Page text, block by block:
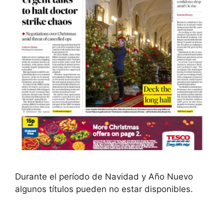
Durante el período de Navidad y Año Nuevo
algunos títulos pueden no estar disponibles.